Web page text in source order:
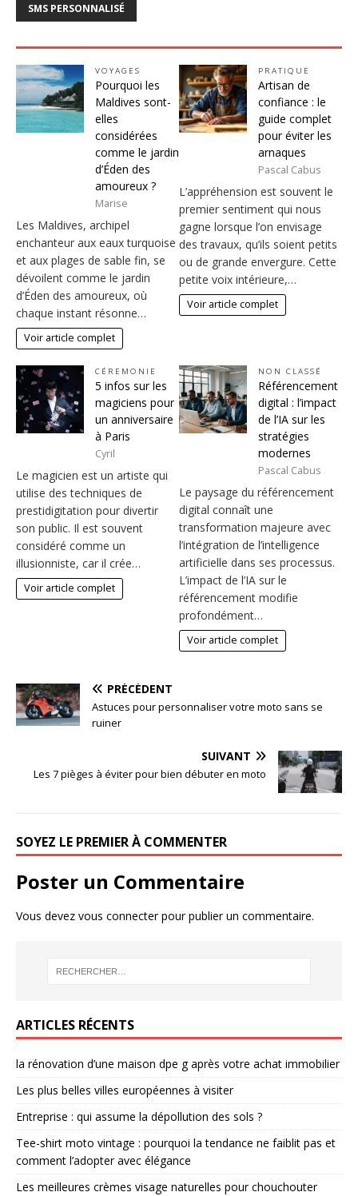
SMS PERSONNALISÉ
VOYAGES
Pourquoi les
Maldives sont-
elles
considérées
comme le jardin
d’Éden des
amoureux ?
Marise
Les Maldives, archipel
enchanteur aux eaux turquoise
et aux plages de sable fin, se
dévoilent comme le jardin
d’Éden des amoureux, où
chaque instant résonne…
Voir article complet
PRATIQUE
Artisan de
confiance : le
guide complet
pour éviter les
arnaques
Pascal Cabus
L’appréhension est souvent le
premier sentiment qui nous
gagne lorsque l’on envisage
des travaux, qu’ils soient petits
ou de grande envergure. Cette
petite voix intérieure,…
Voir article complet
CÉREMONIE
5 infos sur les
magiciens pour
un anniversaire
à Paris
Cyril
Le magicien est un artiste qui
utilise des techniques de
prestidigitation pour divertir
son public. Il est souvent
considéré comme un
illusionniste, car il crée…
Voir article complet
NON CLASSÉ
Référencement
digital : l’impact
de l’IA sur les
stratégies
modernes
Pascal Cabus
Le paysage du référencement
digital connaît une
transformation majeure avec
l’intégration de l’intelligence
artificielle dans ses processus.
L’impact de l’IA sur le
référencement modifie
profondément…
Voir article complet
PRÉCÉDENT
Astuces pour personnaliser votre moto sans se
ruiner
SUIVANT
Les 7 pièges à éviter pour bien débuter en moto
SOYEZ LE PREMIER À COMMENTER
Poster un Commentaire
Vous devez vous connecterpour publier un commentaire.
ARTICLES RÉCENTS
la rénovation d’une maison dpe g après votre achat immobilier
Les plus belles villes européennes à visiter
Entreprise : qui assume la dépollution des sols ?
Tee-shirt moto vintage : pourquoi la tendance ne faiblit pas et
comment l’adopter avec élégance
Les meilleures crèmes visage naturelles pour chouchouter